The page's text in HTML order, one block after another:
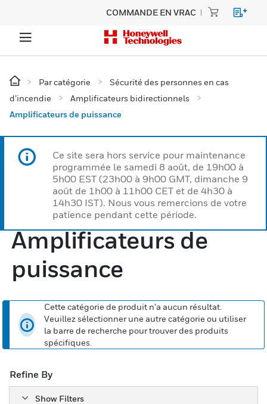
COMMANDE EN VRAC
Par catégorie
Sécurité des personnes en cas
d’incendie
Amplificateurs bidirectionnels
Amplificateurs de puissance
Ce site sera hors service pour maintenance
programmée le samedi 8 août, de 19h00 à
5h00 EST (23h00 à 9h00 GMT, dimanche 9
août de 1h00 à 11h00 CET et de 4h30 à
14h30 IST). Nous vous remercions de votre
patience pendant cette période.
Amplificateurs de
puissance
Cette catégorie de produit n’a aucun résultat.
Veuillez sélectionner une autre catégorie ou utiliser
la barre de recherche pour trouver des produits
spécifiques.
Refine By
Show Filters